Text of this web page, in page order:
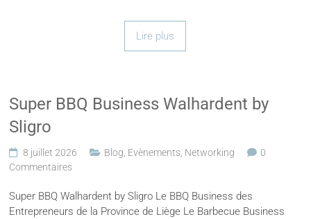
Lire plus
Super BBQ Business Walhardent by
Sligro
8 juillet 2026 Blog Evènements Networking
0
Commentaires
Super BBQ Walhardent by Sligro Le BBQ Business des
Entrepreneurs de la Province de Liège Le Barbecue Business